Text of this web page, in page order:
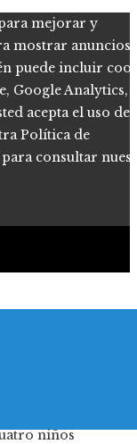
mejorar y
mostrar anuncios
puede incluir
Google Analytics,
acepta el uso de
Política de
consultar
niños